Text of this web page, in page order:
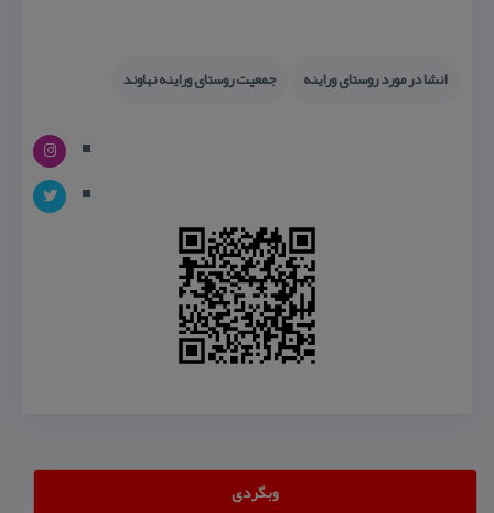
انشا در مورد روستای وراینه جمعیت روستای وراینه نهاوند
وبگردی